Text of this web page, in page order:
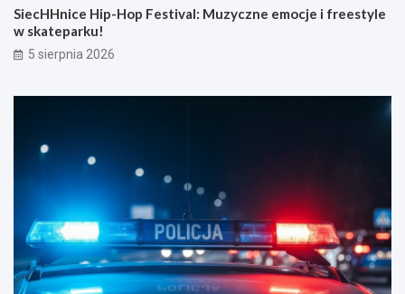
SiecHHnice Hip-Hop Festival: Muzyczne emocje i freestyle
w skateparku!
5 sierpnia 2026